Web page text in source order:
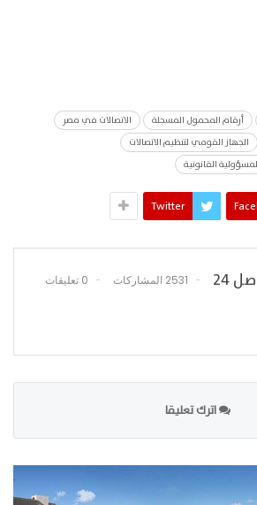
أرقام المحمول المسجلة
الاتصالات في مصر
الجهاز القومي لتنظيم الاتصالات
القانونية
Twitter
24 2531 المشاركات 0 تعليقات
اترك تعليقا